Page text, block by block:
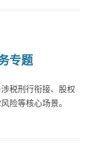
专题
税刑行衔接、股权
险等核心场景。